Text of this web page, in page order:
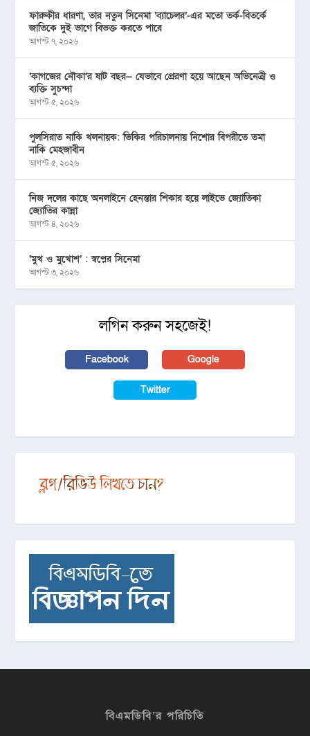
ফারুকীর ধারণা, তার নতুন সিনেমা ‘ব্যাচেলর’-এর মতো তর্ক-বিতর্কে
জাতিকে দুই ভাগে বিভক্ত করতে পারে
আগস্ট ৭, ২০২৬
‘কাগজের নৌকা’র ষাট বছর— যেভাবে প্রেরণা হয়ে আছেন অভিনেত্রী ও
ব্যক্তি সুচন্দা
আগস্ট ৫, ২০২৬
পুলসিরাত নাকি খলনায়ক: ভিকির পরিচালনায় নিশোর বিপরীতে তমা
নাকি মেহজাবীন
আগস্ট ৫, ২০২৬
নিজ দলের কাছে অনলাইনে হেনস্তার শিকার হয়ে লাইভে জ্যোতিকা
জ্যোতির কান্না
আগস্ট ৪, ২০২৬
‘মুখ ও মু্খোশ’ : স্বপ্নের সিনেমা
আগস্ট ৩, ২০২৬
লগিন করুন সহজেই!
Facebook Google
Twitter
বিএমডিবি’র পরিচিতি